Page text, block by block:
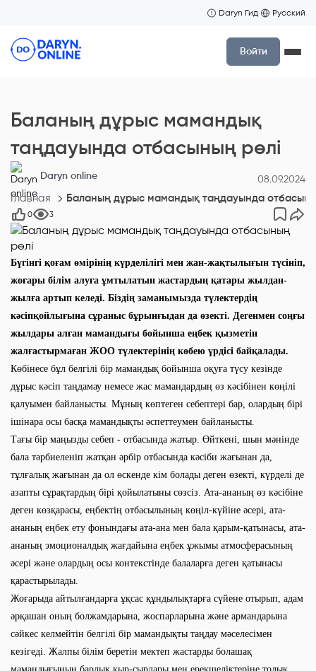
Daryn Гид Русский
Войти
Баланың дұрыс мамандық
таңдауында отбасының рөлі
Daryn online 08.09.2024
Главная Баланың дұрыс мамандық таңдауында
0 3
Бүгінгі қоғам өмірінің күрделілігі мен жан-жақтылығын түсініп,
жоғары білім алуға ұмтылатын жастардың қатары жылдан-
жылға артып келеді. Біздің заманымызда түлектердің
кәсіпқойлығына сұраныс бұрынғыдан да өзекті. Дегенмен соңғы
жылдары алған мамандығы бойынша еңбек қызметін
жалғастырмаған ЖОО түлектерінің көбею үрдісі байқалады.
Көбінесе бұл белгілі бір мамандық бойынша оқуға түсу кезінде
дұрыс кәсіп таңдамау немесе жас мамандардың өз кәсібінен көңілі
қалуымен байланысты. Мұның көптеген себептері бар, олардың бірі
ішінара осы басқа мамандықты әспеттеумен байланысты.
Тағы бір маңызды себеп - отбасында жатыр. Өйткені, шын мәнінде
бала тәрбиеленіп жатқан әрбір отбасында кәсіби жағынан да,
тұлғалық жағынан да ол өскенде кім болады деген өзекті, күрделі де
азапты сұрақтардың бірі қойылатыны сөзсіз. Ата-ананың өз кәсібіне
деген көзқарасы, еңбектің отбасылының көңіл-күйіне әсері, ата-
ананың еңбек ету фонындағы ата-ана мен бала қарым-қатынасы, ата-
ананың эмоционалдық жағдайына еңбек ұжымы атмосферасының
әсері және олардың осы контекстінде балаларға деген қатынасы
қарастырылады.
Жоғарыда айтылғандарға ұқсас құндылықтарға сүйене отырып, адам
әрқашан оның болжамдарына, жоспарларына және армандарына
сәйкес келмейтін белгілі бір мамандықты таңдау мәселесімен
кезігеді. Жалпы білім беретін мектеп жастарды болашақ